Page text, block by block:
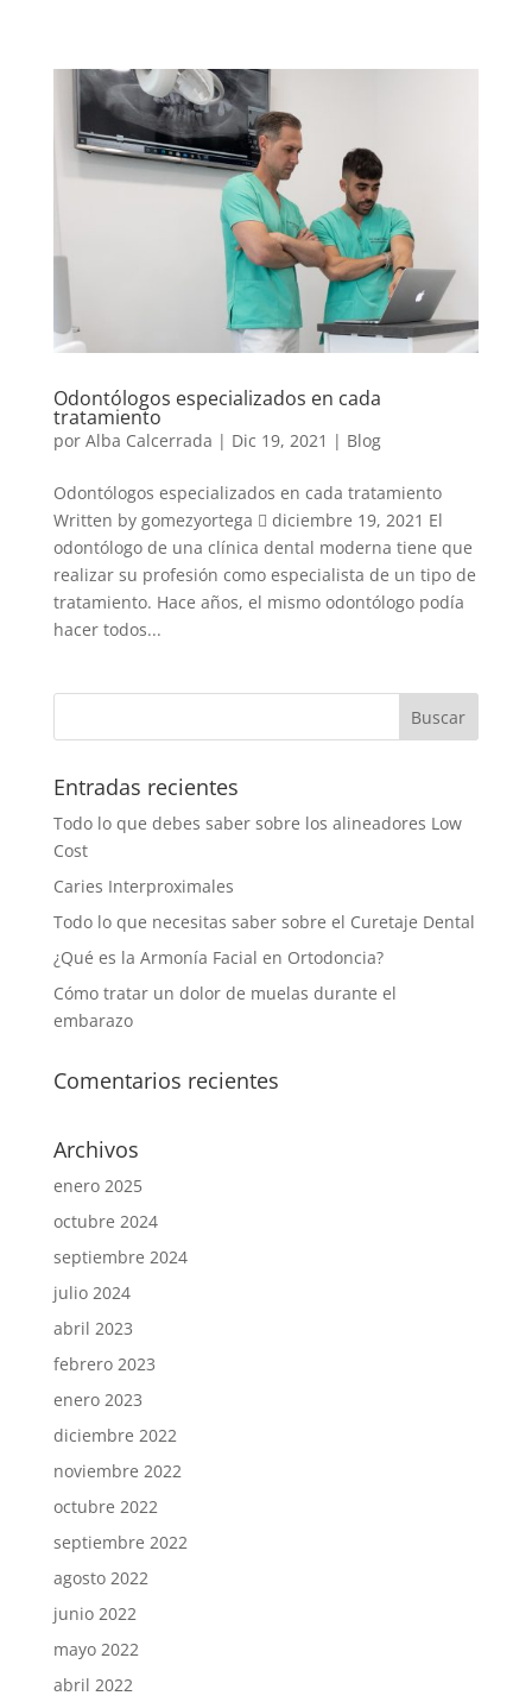
Odontólogos especializados en cada
tratamiento
por Alba Calcerrada | Dic 19, 2021 | Blog
Odontólogos especializados en cada tratamiento
Written by gomezyortega  diciembre 19, 2021 El
odontólogo de una clínica dental moderna tiene que
realizar su profesión como especialista de un tipo de
tratamiento. Hace años, el mismo odontólogo podía
hacer todos...
Entradas recientes
Todo lo que debes saber sobre los alineadores Low
Cost
Caries Interproximales
Todo lo que necesitas saber sobre el Curetaje Dental
¿Qué es la Armonía Facial en Ortodoncia?
Cómo tratar un dolor de muelas durante el
embarazo
Comentarios recientes
Archivos
enero 2025
octubre 2024
septiembre 2024
julio 2024
abril 2023
febrero 2023
enero 2023
diciembre 2022
noviembre 2022
octubre 2022
septiembre 2022
agosto 2022
junio 2022
mayo 2022
abril 2022